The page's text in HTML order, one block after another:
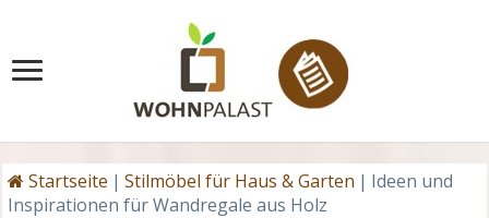
Startseite | Stilmöbel für Haus & Garten | Ideen und
Inspirationen für Wandregale aus Holz